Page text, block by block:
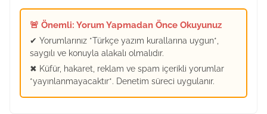
🚨 Önemli: Yorum Yapmadan Önce Okuyunuz
✔ Yorumlarınız *Türkçe yazım kurallarına uygun*,
saygılı ve konuyla alakalı olmalıdır.
✖ Küfür, hakaret, reklam ve spam içerikli yorumlar
*yayınlanmayacaktır*. Denetim süreci uygulanır.